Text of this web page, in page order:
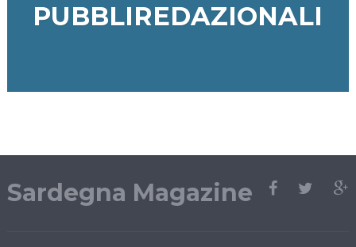
PUBBLIREDAZIONALI
Sardegna Magazine